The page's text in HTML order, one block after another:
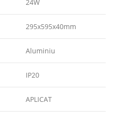
24W
295x595x40mm
Aluminiu
IP20
APLICAT